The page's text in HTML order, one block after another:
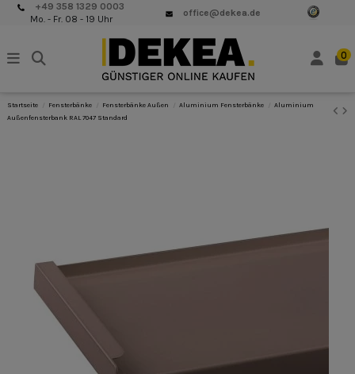
+49 358 1329 0003
Mo. - Fr. 08 - 19 Uhr
office@dekea.de
0
Startseite Fensterbänke Fensterbänke Außen Aluminium Fensterbänke
Aluminium
Außenfensterbank RAL 7047 Standard